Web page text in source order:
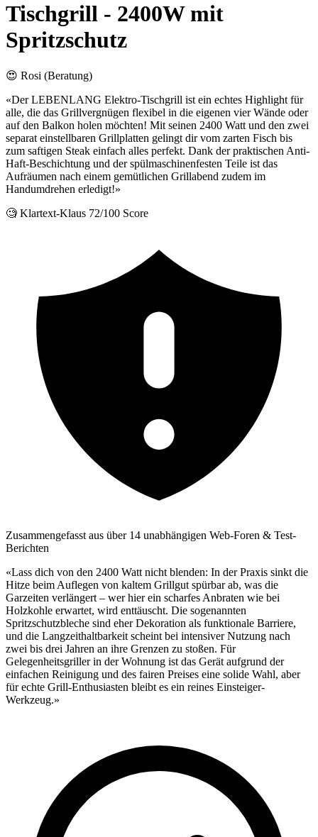
Tischgrill - 2400W mit
Spritzschutz
😍 Rosi (Beratung)
«Der LEBENLANG Elektro-Tischgrill ist ein echtes Highlight für
alle, die das Grillvergnügen flexibel in die eigenen vier Wände oder
auf den Balkon holen möchten! Mit seinen 2400 Watt und den zwei
separat einstellbaren Grillplatten gelingt dir vom zarten Fisch bis
zum saftigen Steak einfach alles perfekt. Dank der praktischen Anti-
Haft-Beschichtung und der spülmaschinenfesten Teile ist das
Aufräumen nach einem gemütlichen Grillabend zudem im
Handumdrehen erledigt!»
🧐 Klartext-Klaus 72/100 Score
Zusammengefasst aus über 14 unabhängigen Web-Foren & Test-
Berichten
«Lass dich von den 2400 Watt nicht blenden: In der Praxis sinkt die
Hitze beim Auflegen von kaltem Grillgut spürbar ab, was die
Garzeiten verlängert – wer hier ein scharfes Anbraten wie bei
Holzkohle erwartet, wird enttäuscht. Die sogenannten
Spritzschutzbleche sind eher Dekoration als funktionale Barriere,
und die Langzeithaltbarkeit scheint bei intensiver Nutzung nach
zwei bis drei Jahren an ihre Grenzen zu stoßen. Für
Gelegenheitsgriller in der Wohnung ist das Gerät aufgrund der
einfachen Reinigung und des fairen Preises eine solide Wahl, aber
für echte Grill-Enthusiasten bleibt es ein reines Einsteiger-
Werkzeug.»